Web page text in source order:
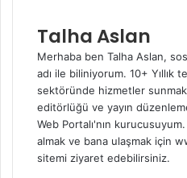
Talha Aslan
Merhaba ben Talha Aslan,
adı ile biliniyorum. 10+ Yıllık
sektöründe hizmetler
editörlüğü ve yayın
Web Portalı'nın
almak ve bana ulaşmak için
sitemi ziyaret edebilirsiniz.